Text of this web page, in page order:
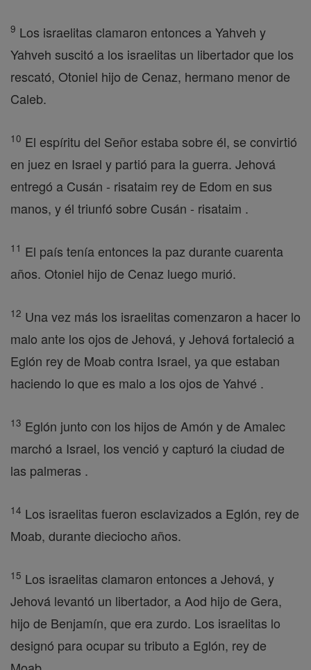
9 Los israelitas clamaron entonces a Yahveh y
Yahveh suscitó a los israelitas un libertador que los
rescató, Otoniel hijo de Cenaz, hermano menor de
Caleb.
10 El espíritu del Señor estaba sobre él, se convirtió
en juez en Israel y partió para la guerra. Jehová
entregó a Cusán - risataim rey de Edom en sus
manos, y él triunfó sobre Cusán - risataim .
11 El país tenía entonces la paz durante cuarenta
años. Otoniel hijo de Cenaz luego murió.
12 Una vez más los israelitas comenzaron a hacer lo
malo ante los ojos de Jehová, y Jehová fortaleció a
Eglón rey de Moab contra Israel, ya que estaban
haciendo lo que es malo a los ojos de Yahvé .
13 Eglón junto con los hijos de Amón y de Amalec
marchó a Israel, los venció y capturó la ciudad de
las palmeras .
14 Los israelitas fueron esclavizados a Eglón, rey de
Moab, durante dieciocho años.
15 Los israelitas clamaron entonces a Jehová, y
Jehová levantó un libertador, a Aod hijo de Gera,
hijo de Benjamín, que era zurdo. Los israelitas lo
designó para ocupar su tributo a Eglón, rey de